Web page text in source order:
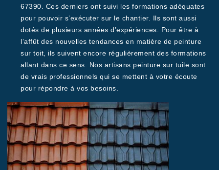
67390. Ces derniers ont suivi les formations adéquates
pour pouvoir s’exécuter sur le chantier. Ils sont aussi
dotés de plusieurs années d’expériences. Pour être à
l’affût des nouvelles tendances en matière de peinture
sur toit, ils suivent encore régulièrement des formations
allant dans ce sens. Nos artisans peinture sur tuile sont
de vrais professionnels qui se mettent à votre écoute
pour répondre à vos besoins.